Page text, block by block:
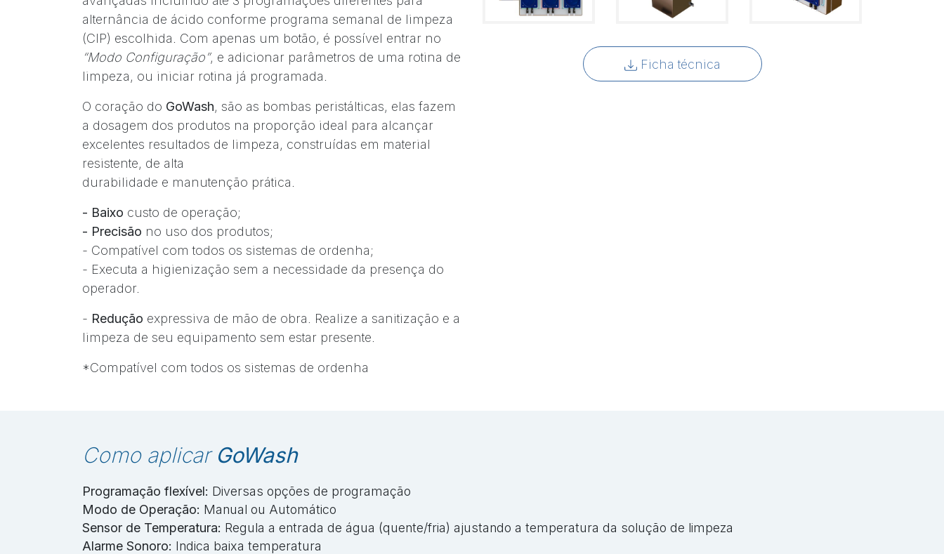
alternância de ácido conforme programa semanal de limpeza
(CIP) escolhida. Com apenas um botão, é possível entrar no
“Modo Configuração”, e adicionar parâmetros de uma rotina de
limpeza, ou iniciar rotina já programada.
O coração do GoWash, são as bombas peristálticas, elas fazem
a dosagem dos produtos na proporção ideal para alcançar
excelentes resultados de limpeza, construídas em material
resistente, de alta
durabilidade e manutenção prática.
- Baixo custo de operação;
- Precisão no uso dos produtos;
- Compatível com todos os sistemas de ordenha;
- Executa a higienização sem a necessidade da presença do
operador.
- Redução expressiva de mão de obra. Realize a sanitização e a
limpeza de seu equipamento sem estar presente.
*Compatível com todos os sistemas de ordenha
Ficha técnica
Como aplicar GoWash
Programação flexível: Diversas opções de programação
Modo de Operação: Manual ou Automático
Sensor de Temperatura: Regula a entrada de água (quente/fria) ajustando a temperatura da solução de limpeza
Alarme Sonoro: Indica baixa temperatura